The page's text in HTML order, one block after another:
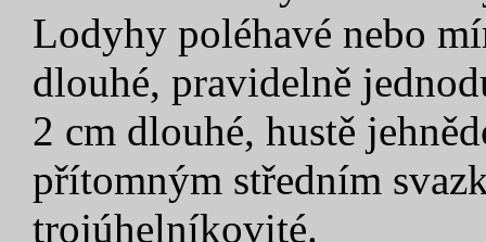
Lodyhy poléhavé nebo
dlouhé, pravidelně
2 cm dlouhé, hustě
přítomným středním
trojúhelníkovité.